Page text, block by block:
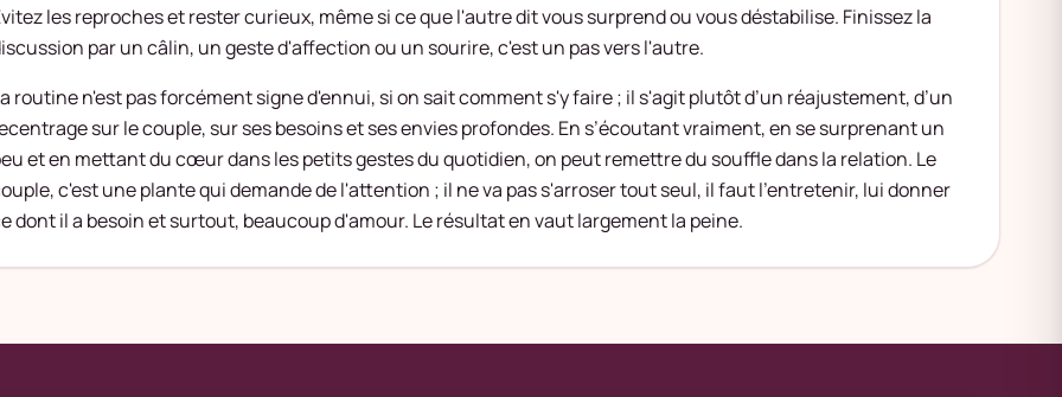
les reproches et rester curieux, même si ce que l'autre dit vous surprend ou vous déstabilise. Finissez la
par un câlin, un geste d'affection ou un sourire, c'est un pas vers l'autre.
routine n'est pas forcément signe d'ennui, si on sait comment s'y faire ; il s'agit plutôt d’un réajustement, d’un
sur le couple, sur ses besoins et ses envies profondes. En s’écoutant vraiment, en se surprenant un
et en mettant du cœur dans les petits gestes du quotidien, on peut remettre du souffle dans la relation. Le
c'est une plante qui demande de l'attention ; il ne va pas s'arroser tout seul, il faut l'entretenir, lui donner
dont il a besoin et surtout, beaucoup d'amour. Le résultat en vaut largement la peine.